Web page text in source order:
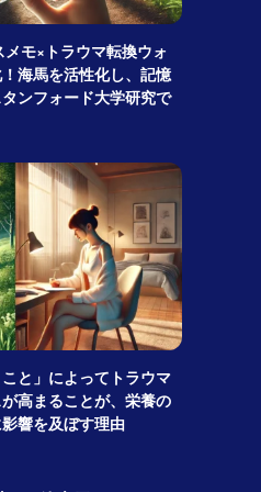
モ×トラウマ転換ウォ
海馬を活性化し、記憶
ンフォード大学研究で
と」によってトラウマ
高まることが、栄養の
響を及ぼす理由